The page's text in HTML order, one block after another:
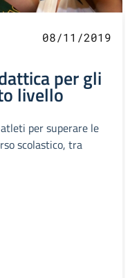
08/11/2019
per gli
livello
per superare le
scolastico, tra